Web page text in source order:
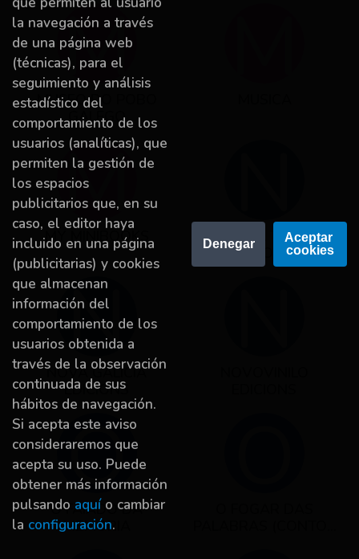
M
MUSEO DO POBO
GALEGO
M
MY MINIBOOKS
NIGRA TREA
EDICIONES
N
NOVA GALICIA
EDICIONS
O
O FAIADO DA
MEMORIA
la navegación a través
de una página web
(técnicas), para el
seguimiento y análisis
estadístico del
comportamiento de los
usuarios (analíticas), que
permiten la gestión de
los espacios
publicitarios que, en su
caso, el editor haya
incluido en una página
(publicitarias) y cookies
que almacenan
información del
comportamiento de los
usuarios obtenida a
través de la observación
continuada de sus
hábitos de navegación.
Si acepta este aviso
consideraremos que
acepta su uso. Puede
obtener más información
pulsando aquío cambiar
la configuración.
Denegar
Aceptar
cookies